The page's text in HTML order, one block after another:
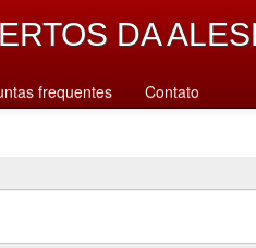
DA
frequentes Contato